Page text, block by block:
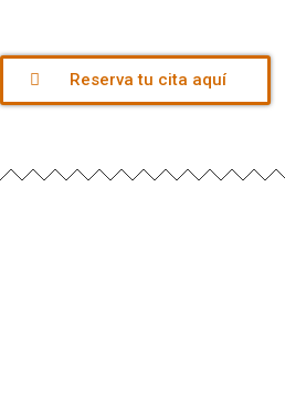
Reserva tu cita aquí